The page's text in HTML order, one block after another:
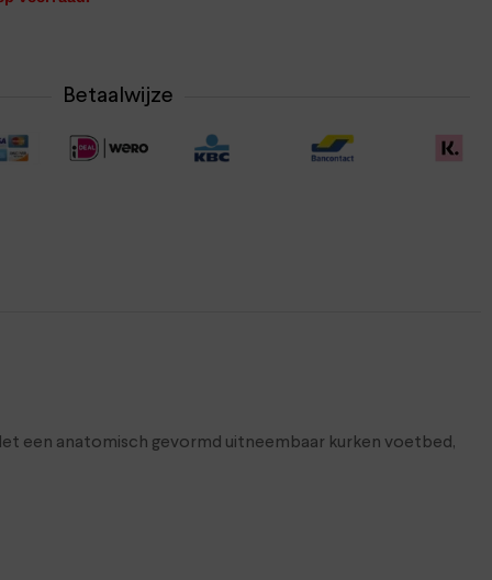
Betaalwijze
een anatomisch gevormd uitneembaar kurken voetbed,